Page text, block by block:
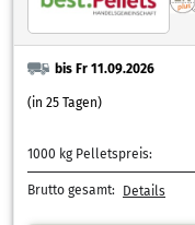
bis Fr 11.09.2026
(in 25 Tagen)
1000 kg Pelletspreis:
Brutto gesamt: Details